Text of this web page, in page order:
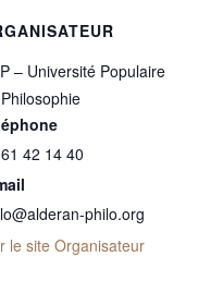
– Université Populaire
42 14 40
philo.org
le site Organisateur